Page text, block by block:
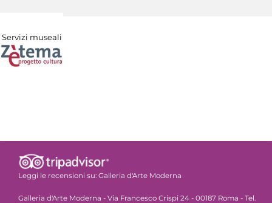
Servizi museali
Leggi le recensioni su: Galleria d'Arte Moderna
Galleria d'Arte Moderna - Via Francesco Crispi 24 - 00187 Roma - Tel.